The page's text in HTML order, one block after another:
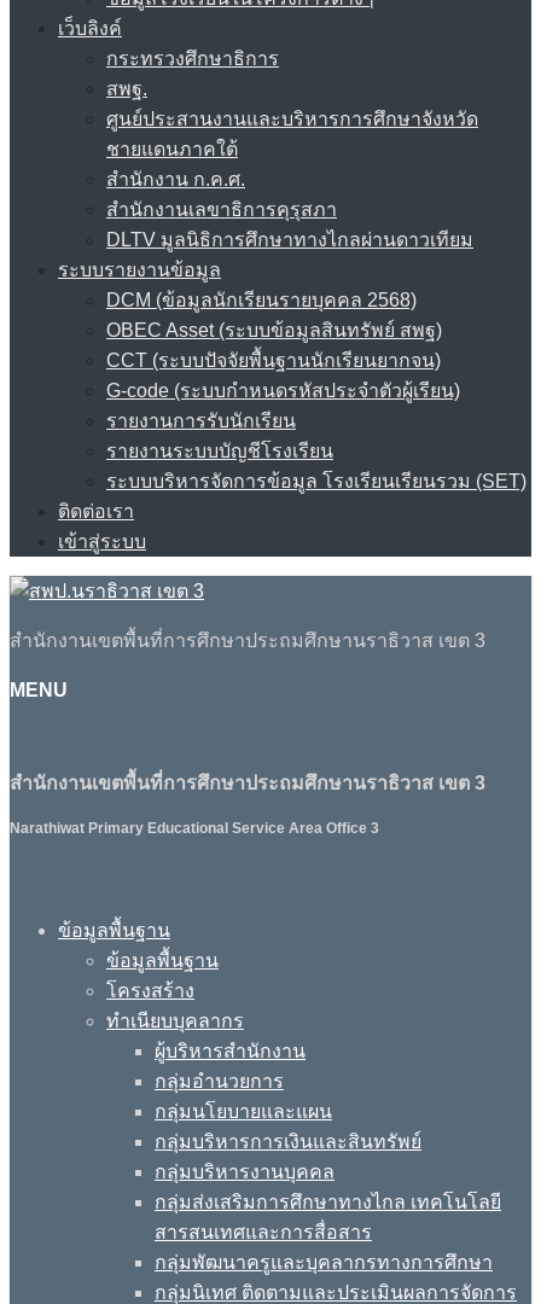
เว็บลิงค์
กระทรวงศึกษาธิการ
สพฐ.
ศูนย์ประสานงานและบริหารการศึกษาจังหวัด
ชายแดนภาคใต้
สำนักงาน ก.ค.ศ.
สำนักงานเลขาธิการคุรุสภา
DLTV มูลนิธิการศึกษาทางไกลผ่านดาวเทียม
ระบบรายงานข้อมูล
DCM (ข้อมูลนักเรียนรายบุคคล 2568)
OBEC Asset (ระบบข้อมูลสินทรัพย์ สพฐ)
CCT (ระบบปัจจัยพื้นฐานนักเรียนยากจน)
G-code (ระบบกำหนดรหัสประจำตัวผู้เรียน)
รายงานการรับนักเรียน
รายงานระบบบัญชีโรงเรียน
ระบบบริหารจัดการข้อมูล โรงเรียนเรียนรวม (SET)
ติดต่อเรา
เข้าสู่ระบบ
สำนักงานเขตพื้นที่การศึกษาประถมศึกษานราธิวาส เขต 3
MENU
สำนักงานเขตพื้นที่การศึกษาประถมศึกษานราธิวาส เขต 3
Narathiwat Primary Educational Service Area Office 3
ข้อมูลพื้นฐาน
ข้อมูลพื้นฐาน
โครงสร้าง
ทำเนียบบุคลากร
ผู้บริหารสำนักงาน
กลุ่มอำนวยการ
กลุ่มนโยบายและแผน
กลุ่มบริหารการเงินและสินทรัพย์
กลุ่มบริหารงานบุคคล
กลุ่มส่งเสริมการศึกษาทางไกล เทคโนโลยี
สารสนเทศและการสื่อสาร
กลุ่มพัฒนาครูและบุคลากรทางการศึกษา
กลุ่มนิเทศ ติดตามและประเมินผลการจัดการ